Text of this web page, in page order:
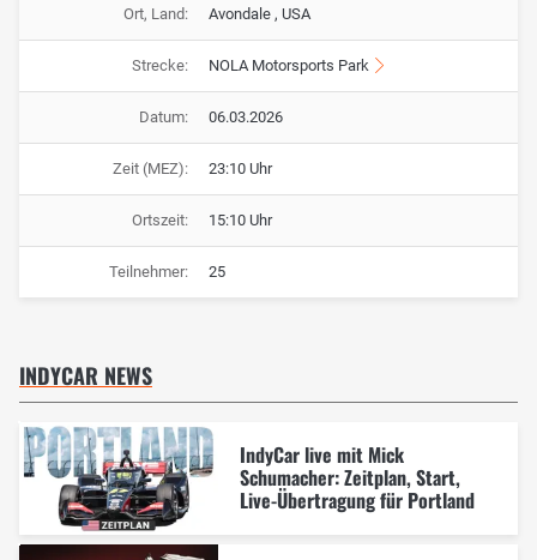
Ort, Land: Avondale , USA
Strecke: NOLA Motorsports Park
Datum: 06.03.2026
Zeit (MEZ): 23:10 Uhr
Ortszeit: 15:10 Uhr
Teilnehmer: 25
INDYCAR NEWS
IndyCar live mit Mick
Schumacher: Zeitplan, Start,
Live-Übertragung für Portland